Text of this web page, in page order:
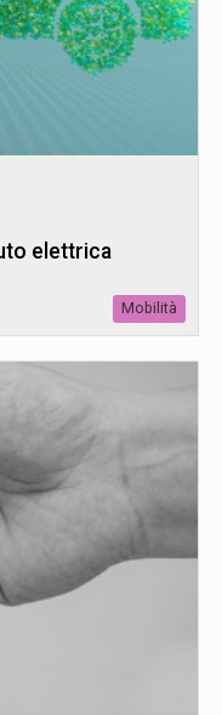
elettrica
Mobilità